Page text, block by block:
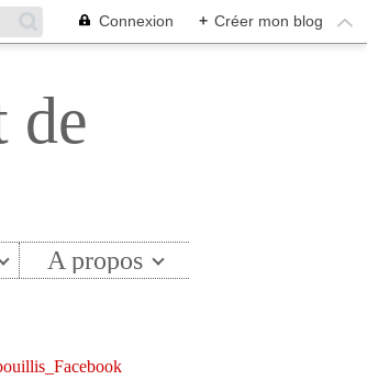
Connexion + Créer mon blog
de
A propos